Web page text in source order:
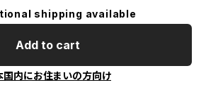
shipping available
Add to cart
国内にお住まいの方向け